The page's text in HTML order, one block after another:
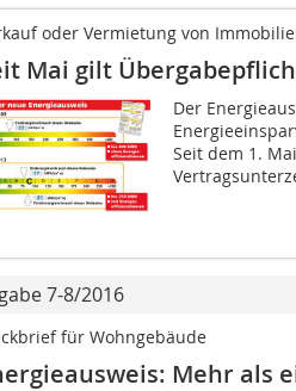
oder Vermietung von
Mai gilt
Der
Seit dem 1.
7-8/2016
für Wohngebäude
Mehr als